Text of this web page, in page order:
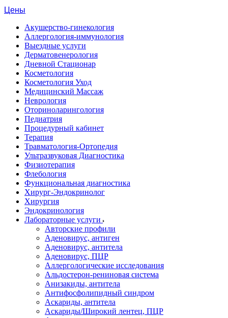
Цены
Акушерство-гинекология
Аллергология-иммунология
Выездные услуги
Дерматовенерология
Дневной Стационар
Косметология
Косметология Уход
Медицинский Массаж
Неврология
Оториноларингология
Педиатрия
Процедурный кабинет
Терапия
Травматология-Ортопедия
Ультразвуковая Диагностика
Физиотерапия
Флебология
Функциональная диагностика
Хирург-Эндокринолог
Хирургия
Эндокринология
Лабораторные услуги
Авторские профили
Аденовирус, антиген
Аденовирус, антитела
Аденовирус, ПЦР
Аллергологические исследования
Альдостерон-рениновая система
Анизакиды, антитела
Антифосфолипидный синдром
Аскариды, антитела
Аскариды/Широкий лентец, ПЦР